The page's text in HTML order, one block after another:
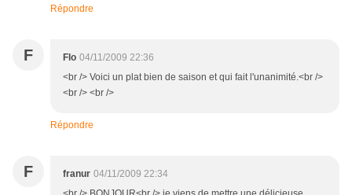
Répondre
F Flo 04/11/2009 22:36
<br /> Voici un plat bien de saison et qui fait l'unanimité.<br />
<br /> <br />
Répondre
F franur 04/11/2009 22:34